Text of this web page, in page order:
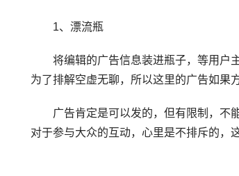
1、漂流瓶
将编辑的广告信息装进瓶子，等用户主
为了排解空虚无聊，所以这里的广告如果
广告肯定是可以发的，但有限制，不能
对于参与大众的互动，心里是不排斥的，